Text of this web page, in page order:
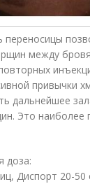
переносицы
между
привычки
дальнейшее
Это наиболее
доза:
Диспорт 20-50